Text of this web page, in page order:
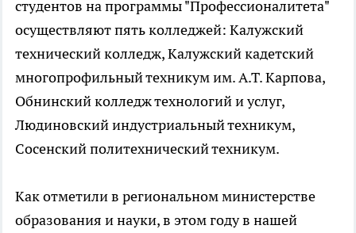
студентов на программы "Профессионалитета"
осуществляют пять колледжей: Калужский
технический колледж, Калужский кадетский
многопрофильный техникум им. А.Т. Карпова,
Обнинский колледж технологий и услуг,
Людиновский индустриальный техникум,
Сосенский политехнический техникум.
Как отметили в региональном министерстве
образования и науки, в этом году в нашей